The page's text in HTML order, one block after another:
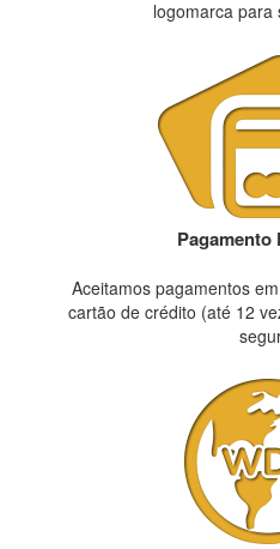
logomarca para
Pagamento
Aceitamos pagamentos
cartão de crédito (até 12